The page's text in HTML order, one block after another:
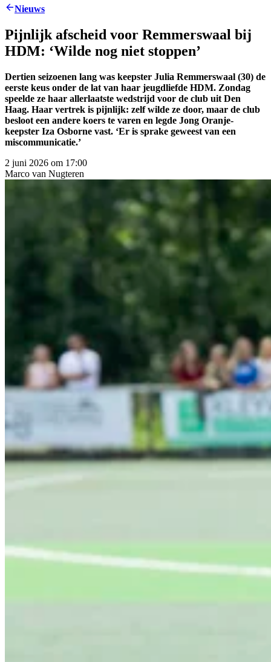
Nieuws
Pijnlijk afscheid voor Remmerswaal bij
HDM: ‘Wilde nog niet stoppen’
Dertien seizoenen lang was keepster Julia Remmerswaal (30) de
eerste keus onder de lat van haar jeugdliefde HDM. Zondag
speelde ze haar allerlaatste wedstrijd voor de club uit Den
Haag. Haar vertrek is pijnlijk: zelf wilde ze door, maar de club
besloot een andere koers te varen en legde Jong Oranje-
keepster Iza Osborne vast. ‘Er is sprake geweest van een
miscommunicatie.’
2 juni 2026 om 17:00
Marco van Nugteren